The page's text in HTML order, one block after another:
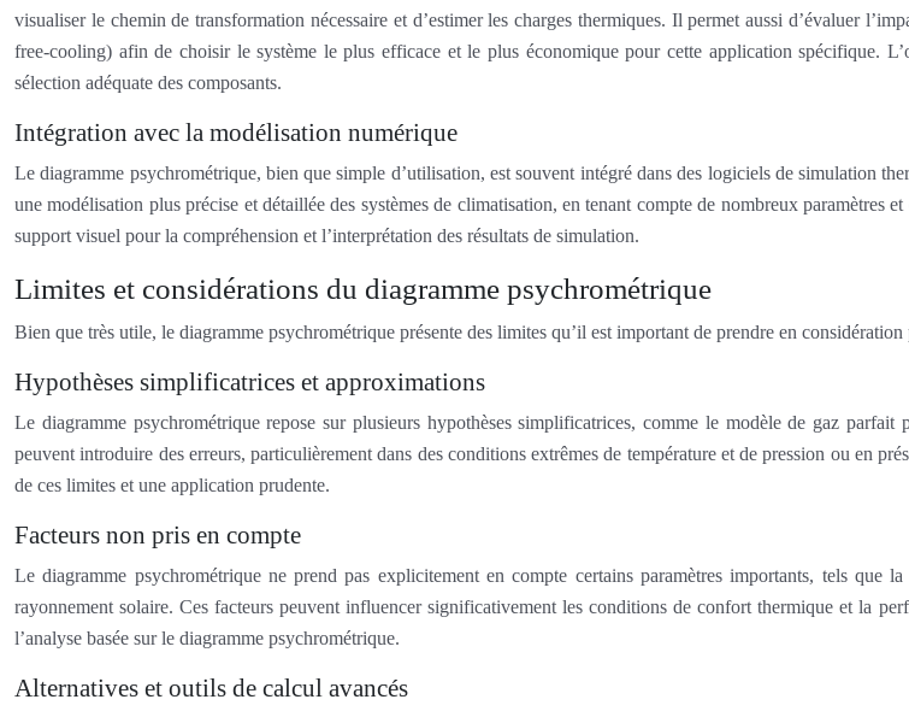
visualiser le chemin de transformation nécessaire et d’estimer les charges thermiques. Il permet aussi d’évaluer
free-cooling) afin de choisir le système le plus efficace et le plus économique pour cette application spécifique.
sélection adéquate des composants.
Intégration avec la modélisation numérique
Le diagramme psychrométrique, bien que simple d’utilisation, est souvent intégré dans des logiciels de simulation
une modélisation plus précise et détaillée des systèmes de climatisation, en tenant compte de nombreux paramètres
support visuel pour la compréhension et l’interprétation des résultats de simulation.
Limites et considérations du diagramme psychrométrique
Bien que très utile, le diagramme psychrométrique présente des limites qu’il est important de prendre en
Hypothèses simplificatrices et approximations
Le diagramme psychrométrique repose sur plusieurs hypothèses simplificatrices, comme le modèle de gaz
peuvent introduire des erreurs, particulièrement dans des conditions extrêmes de température et de pression ou en
de ces limites et une application prudente.
Facteurs non pris en compte
Le diagramme psychrométrique ne prend pas explicitement en compte certains paramètres importants, tels que
rayonnement solaire. Ces facteurs peuvent influencer significativement les conditions de confort thermique et la
l’analyse basée sur le diagramme psychrométrique.
Alternatives et outils de calcul avancés